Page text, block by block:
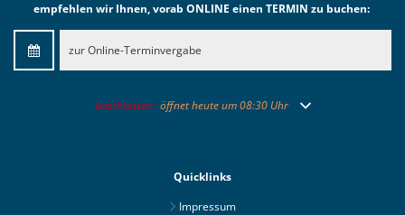
empfehlen wir Ihnen, vorab ONLINE einen TERMIN zu buchen:
zur Online-Terminvergabe
Klicken, um weitere Öffnungs- oder Schließzeiten
Geschlossen: öffnet heute um 08:30 Uhr
Quicklinks
Impressum